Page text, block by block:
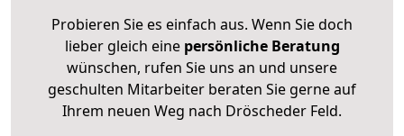
Probieren Sie es einfach aus. Wenn Sie doch
lieber gleich eine persönliche Beratung
wünschen, rufen Sie uns an und unsere
geschulten Mitarbeiter beraten Sie gerne auf
Ihrem neuen Weg nach Dröscheder Feld.